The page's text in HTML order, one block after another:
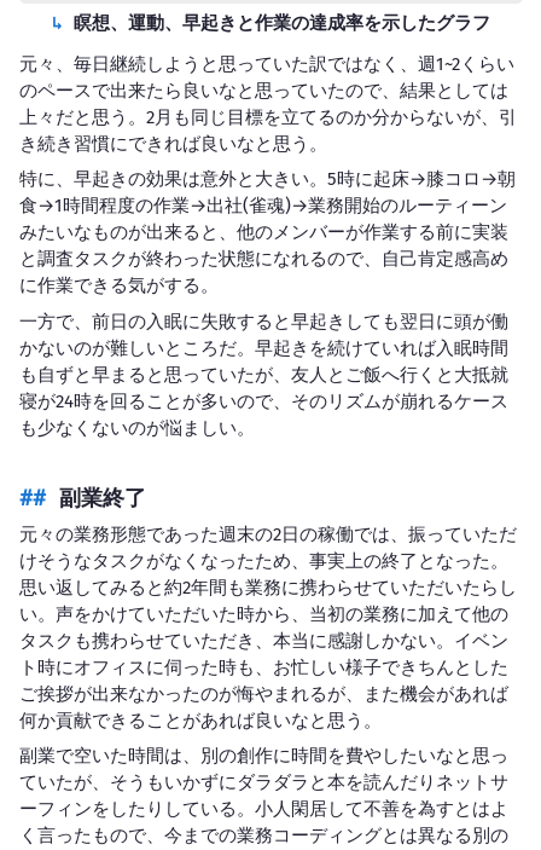
瞑想、運動、早起きと作業の達成率を示したグラフ
元々、毎日継続しようと思っていた訳ではなく、週1~2くらい
のペースで出来たら良いなと思っていたので、結果としては
上々だと思う。2月も同じ目標を立てるのか分からないが、引
き続き習慣にできれば良いなと思う。
特に、早起きの効果は意外と大きい。5時に起床→膝コロ→朝
食→1時間程度の作業→出社(雀魂)→業務開始のルーティーン
みたいなものが出来ると、他のメンバーが作業する前に実装
と調査タスクが終わった状態になれるので、自己肯定感高め
に作業できる気がする。
一方で、前日の入眠に失敗すると早起きしても翌日に頭が働
かないのが難しいところだ。早起きを続けていれば入眠時間
も自ずと早まると思っていたが、友人とご飯へ行くと大抵就
寝が24時を回ることが多いので、そのリズムが崩れるケース
も少なくないのが悩ましい。
副業終了
元々の業務形態であった週末の2日の稼働では、振っていただ
けそうなタスクがなくなったため、事実上の終了となった。
思い返してみると約2年間も業務に携わらせていただいたらし
い。声をかけていただいた時から、当初の業務に加えて他の
タスクも携わらせていただき、本当に感謝しかない。イベン
ト時にオフィスに伺った時も、お忙しい様子できちんとした
ご挨拶が出来なかったのが悔やまれるが、また機会があれば
何か貢献できることがあれば良いなと思う。
副業で空いた時間は、別の創作に時間を費やしたいなと思っ
ていたが、そうもいかずにダラダラと本を読んだりネットサ
ーフィンをしたりしている。小人閑居して不善を為すとはよ
く言ったもので、今までの業務コーディングとは異なる別の